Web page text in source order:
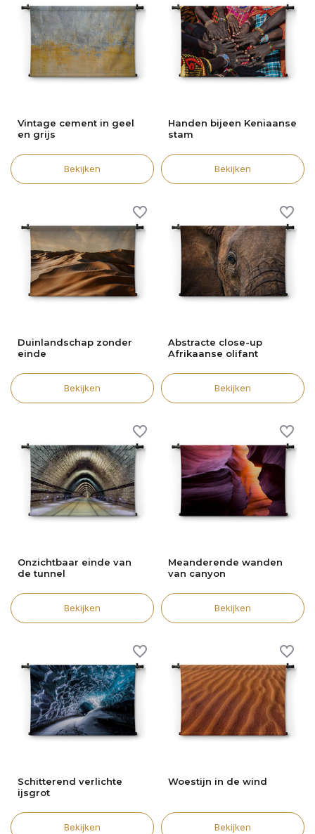
Vintage cement in geel
en grijs
Bekijken
Handen bijeen Keniaanse
stam
Bekijken
Duinlandschap zonder
einde
Bekijken
Abstracte close-up
Afrikaanse olifant
Bekijken
Onzichtbaar einde van
de tunnel
Bekijken
Meanderende wanden
van canyon
Bekijken
Schitterend verlichte
ijsgrot
Bekijken
Woestijn in de wind
Bekijken